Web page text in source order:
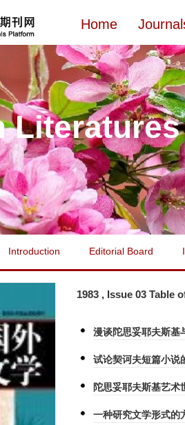
Home
Literatures
Introduction Editorial Board
1983 , Issue 03 Table
漫谈陀思妥耶夫斯基
试论契诃夫短篇小说
陀思妥耶夫斯基艺术
一种研究文学形式